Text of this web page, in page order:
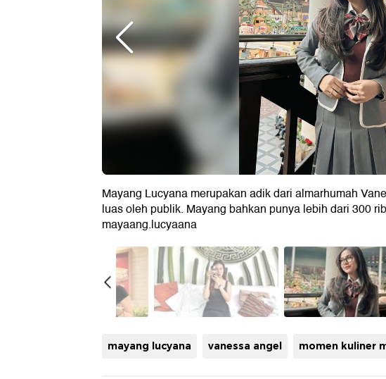
Mayang Lucyana merupakan adik dari almarhumah
luas oleh publik. Mayang bahkan punya lebih dari 300
mayaang.lucyaana
mayang lucyana vanessa angel momen kuliner